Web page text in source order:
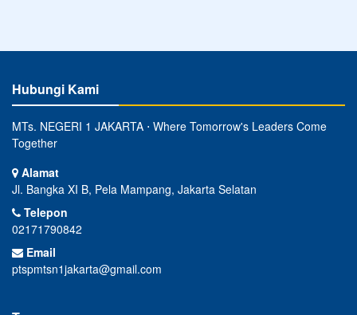
Hubungi Kami
MTs. NEGERI 1 JAKARTA ⋅ Where Tomorrow's Leaders Come
Together
Alamat
Jl. Bangka XI B, Pela Mampang, Jakarta Selatan
Telepon
02171790842
Email
ptspmtsn1jakarta@gmail.com